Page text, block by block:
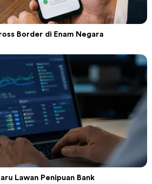
Border di Enam Negara
Lawan Penipuan Bank